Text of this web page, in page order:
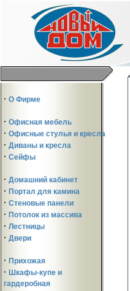
· О Фирме
· Офисная мебель
· Офисные стулья и кресла
· Диваны и кресла
· Сейфы
· Домашний кабинет
· Портал для камина
· Стеновые панели
· Потолок из массива
· Лестницы
· Двери
· Прихожая
· Шкафы-купе и
гардеробная